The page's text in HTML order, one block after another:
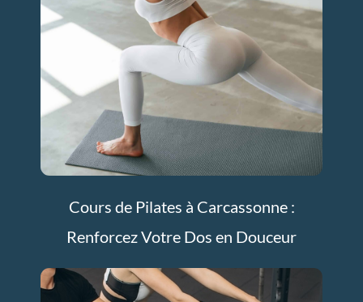
Cours de Pilates à Carcassonne :
Renforcez Votre Dos en Douceur